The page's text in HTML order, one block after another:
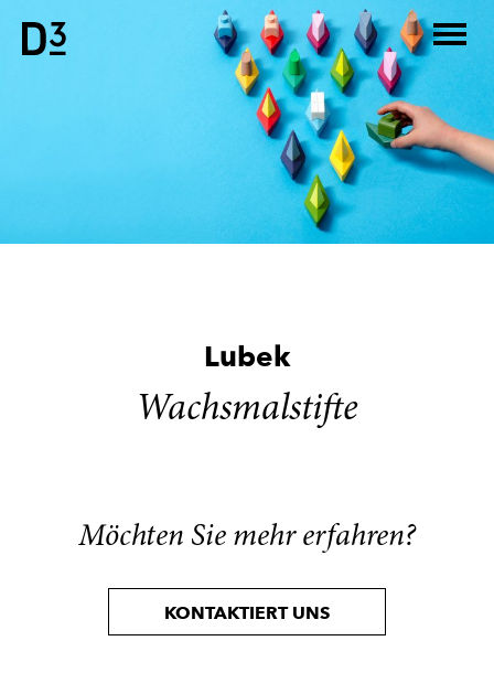
content
Lubek
Wachsmalstifte
Möchten Sie mehr erfahren?
KONTAKTIERT UNS